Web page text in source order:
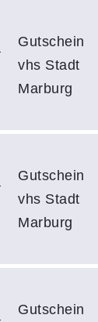
Gutschein
vhs Stadt
Marburg
Gutschein
vhs Stadt
Marburg
Gutschein